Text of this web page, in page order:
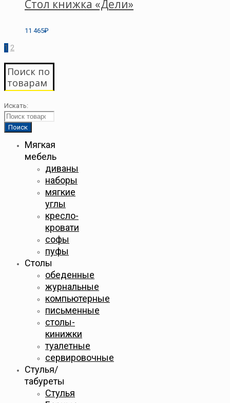
Стол книжка «Дели»
11 465₽
1 2
Поиск по
товарам
Искать:
Мягкая
мебель
диваны
наборы
мягкие
углы
кресло-
кровати
софы
пуфы
Столы
обеденные
журнальные
компьютерные
письменные
столы-
кинижки
туалетные
сервировочные
Стулья/
табуреты
Стулья